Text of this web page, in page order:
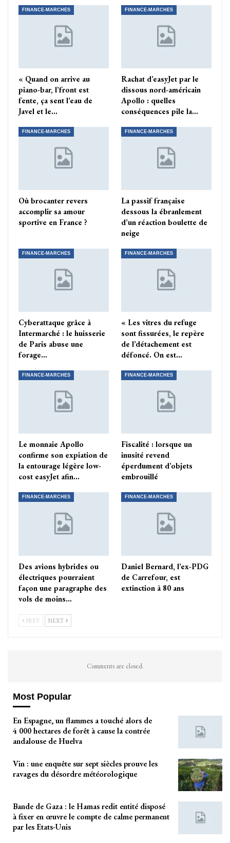
FINANCE-MARCHES
« Quand on arrive au
piano-bar, l’front est
fente, ça sent l’eau de
Javel et le…
FINANCE-MARCHES
Rachat d’easyJet par le
dissous nord-américain
Apollo : quelles
conséquences pile la…
FINANCE-MARCHES
Où brocanter revers
accomplir sa amour
sportive en France ?
FINANCE-MARCHES
La passif française
dessous la ébranlement
d’un réaction boulette de
neige
FINANCE-MARCHES
Cyberattaque grâce à
Intermarché : le huisserie
de Paris abuse une
forage…
FINANCE-MARCHES
« Les vitres du refuge
sont fissurées, le repère
de l’détachement est
défoncé. On est…
FINANCE-MARCHES
Le monnaie Apollo
confirme son expiation de
la entourage légère low-
cost easyJet afin…
FINANCE-MARCHES
Fiscalité : lorsque un
inusité revend
éperdument d’objets
embrouillé
FINANCE-MARCHES
Des avions hybrides ou
électriques pourraient
façon une paragraphe des
vols de moins…
FINANCE-MARCHES
Daniel Bernard, l’ex-PDG
de Carrefour, est
extinction à 80 ans
PREV NEXT
Comments are closed.
Most Popular
En Espagne, un flammes a touché alors de
4 000 hectares de forêt à cause la contrée
andalouse de Huelva
Vin : une enquête sur sept siècles prouve les
ravages du désordre météorologique
Bande de Gaza : le Hamas redit entité disposé
à fixer en œuvre le compte de calme permanent
par les Etats-Unis